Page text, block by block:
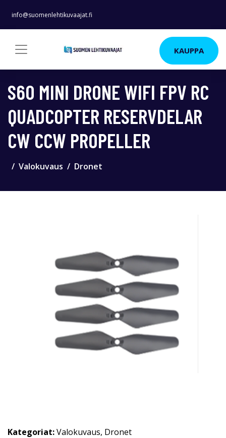
info@suomenlehtikuvaajat.fi
KAUPPA
S60 MINI DRONE WIFI FPV RC
QUADCOPTER RESERVDELAR
CW CCW PROPELLER
Valokuvaus Dronet
Kategoriat:Valokuvaus, Dronet